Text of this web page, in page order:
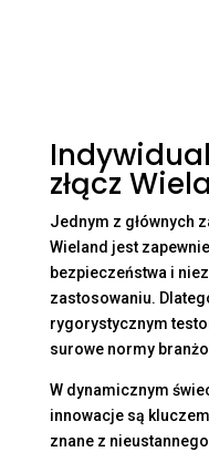
złącz
Jednym z głównych
Wieland jest
bezpieczeństwa i
zastosowaniu.
rygorystycznym
surowe normy
W dynamicznym
innowacje są
znane z